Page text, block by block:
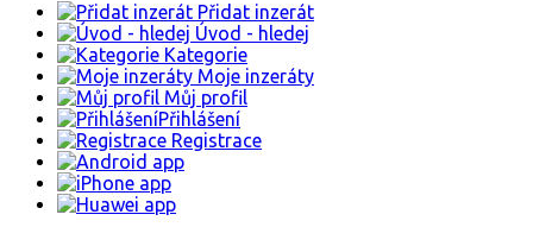
Přidat inzerát
Úvod - hledej
Kategorie
Moje inzeráty
Můj profil
Přihlášení
Registrace